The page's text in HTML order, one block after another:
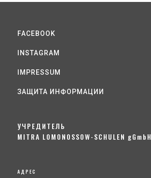
FACEBOOK
INSTAGRAM
IMPRESSUM
ЗАЩИТА ИНФОРМАЦИИ
УЧРЕДИТЕЛЬ
MITRA LOMONOSSOW-SCHULEN gGmbH
АДРЕС